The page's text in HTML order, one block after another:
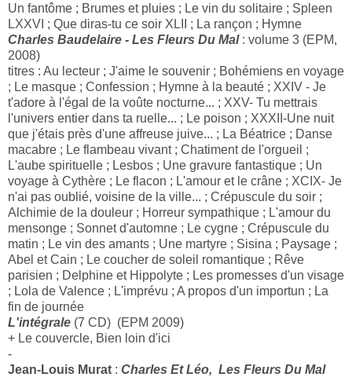
Un fantôme ; Brumes et pluies ; Le vin du solitaire ; Spleen
LXXVI ; Que diras-tu ce soir XLII ; La rançon ; Hymne
Charles Baudelaire - Les Fleurs Du Mal: volume 3 (EPM,
2008)
titres : Au lecteur ; J'aime le souvenir ; Bohémiens en voyage
; Le masque ; Confession ; Hymne à la beauté ; XXIV - Je
t'adore à l'égal de la voûte nocturne... ; XXV- Tu mettrais
l'univers entier dans ta ruelle... ; Le poison ; XXXII-Une nuit
que j'étais près d'une affreuse juive... ; La Béatrice ; Danse
macabre ; Le flambeau vivant ; Chatiment de l'orgueil ;
L'aube spirituelle ; Lesbos ; Une gravure fantastique ; Un
voyage à Cythère ; Le flacon ; L'amour et le crâne ; XCIX- Je
n'ai pas oublié, voisine de la ville... ; Crépuscule du soir ;
Alchimie de la douleur ; Horreur sympathique ; L'amour du
mensonge ; Sonnet d'automne ; Le cygne ; Crépuscule du
matin ; Le vin des amants ; Une martyre ; Sisina ; Paysage ;
Abel et Cain ; Le coucher de soleil romantique ; Rêve
parisien ; Delphine et Hippolyte ; Les promesses d'un visage
; Lola de Valence ; L'imprévu ; A propos d'un importun ; La
fin de journée
L'intégrale (7 CD) (EPM 2009)
+ Le couvercle, Bien loin d'ici
-
Jean-Louis Murat : Charles Et Léo, Les Fleurs Du Mal